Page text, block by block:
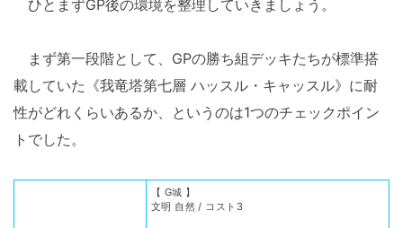
ひとまずGP後の環境を整理していきましょう。
まず第一段階として、GPの勝ち組デッキたちが標準搭
載していた《我竜塔第七層 ハッスル・キャッスル》に耐
性がどれくらいあるか、というのは1つのチェックポイン
トでした。
【 G城 】
文明 自然 / コスト3